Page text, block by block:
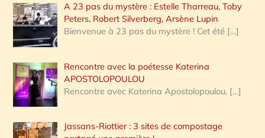
A 23 pas du mystère : Estelle Tharreau, Toby
Peters, Robert Silverberg, Arsène Lupin
Bienvenue à 23 pas du mystère ! Cet été […]
Rencontre avec la poétesse Katerina
APOSTOLOPOULOU
Rencontre avec Katerina Apostolopoulou, […]
Jassans-Riottier : 3 sites de compostage